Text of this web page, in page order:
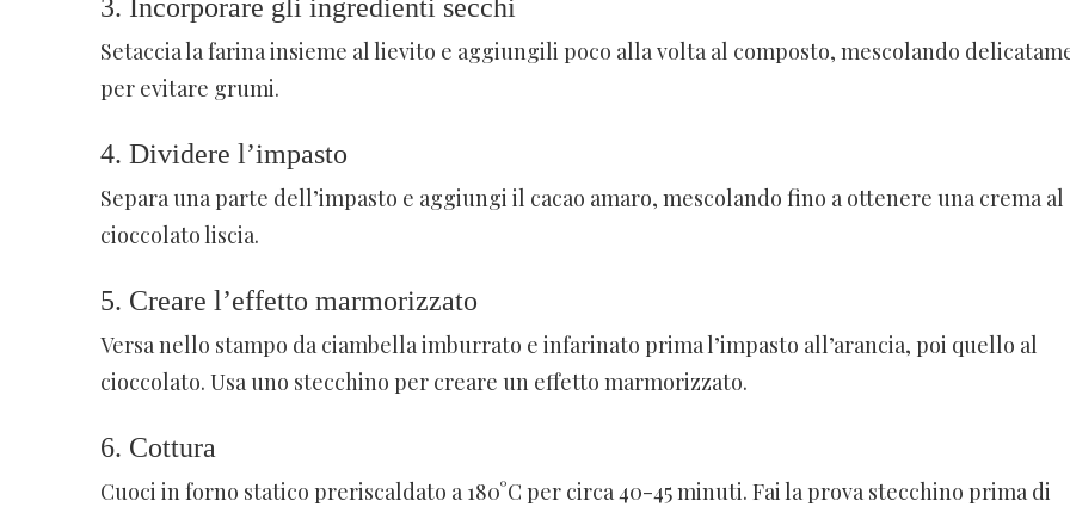
3. Incorporare gli ingredienti secchi
Setaccia la farina insieme al lievito e aggiungili poco alla volta al composto, mescolando
per evitare grumi.
4. Dividere l’impasto
Separa una parte dell’impasto e aggiungi il cacao amaro, mescolando fino a ottenere una crema al
cioccolato liscia.
5. Creare l’effetto marmorizzato
Versa nello stampo da ciambella imburrato e infarinato prima l’impasto all’arancia, poi quello al
cioccolato. Usa uno stecchino per creare un effetto marmorizzato.
6. Cottura
Cuoci in forno statico preriscaldato a 180°C per circa 40-45 minuti. Fai la prova stecchino prima di